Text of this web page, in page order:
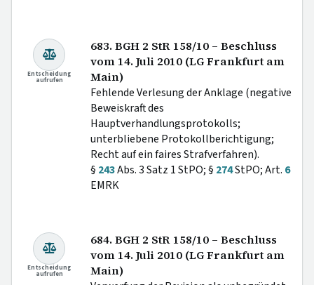
Entscheidung
aufrufen
683. BGH 2 StR 158/10 – Beschluss
vom 14. Juli 2010 (LG Frankfurt am
Main)
Fehlende Verlesung der Anklage (negative
Beweiskraft des
Hauptverhandlungsprotokolls;
unterbliebene Protokollberichtigung;
Recht auf ein faires Strafverfahren).
§ 243Abs. 3 Satz 1 StPO; § 274StPO; Art. 6
EMRK
Entscheidung
aufrufen
684. BGH 2 StR 158/10 – Beschluss
vom 14. Juli 2010 (LG Frankfurt am
Main)